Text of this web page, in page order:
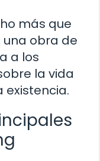
más que
una obra de
a los
la vida
existencia.